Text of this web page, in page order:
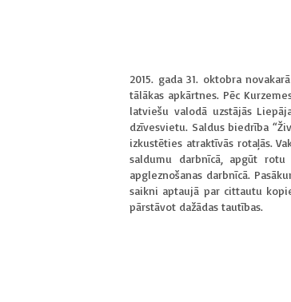
2015. gada 31. oktobra
tālākas apkārtnes. Pēc
latviešu valodā uzstājās
dzīvesvietu. Saldus biedrība
izkustēties atraktīvās rotaļās.
saldumu darbnīcā, apgūt
apgleznošanas darbnīcā.
saikni aptaujā par cittautu
pārstāvot dažādas tautības.